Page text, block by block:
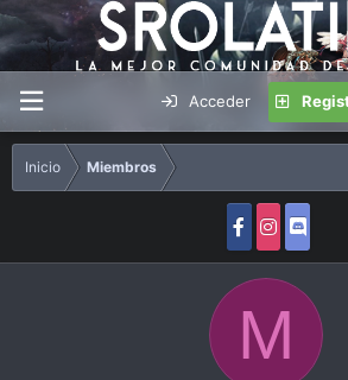
Acceder
Inicio Miembros
M